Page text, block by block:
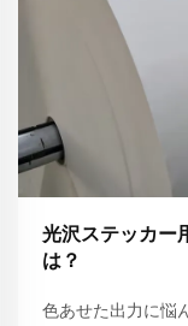
光沢ステッカー
は？
色あせた出力に悩